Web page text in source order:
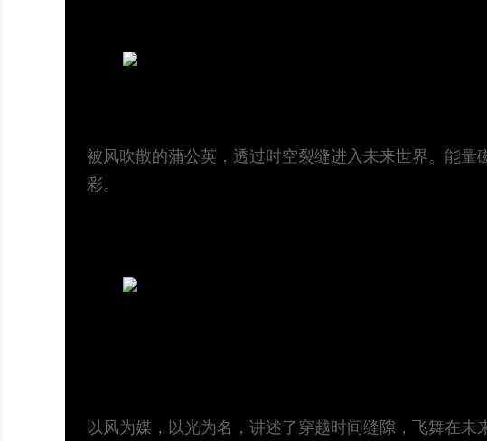
被风吹散的蒲公英，透过时空裂缝进入未来世界。能
彩。
以风为媒，以光为名，讲述了穿越时间缝隙，飞舞在